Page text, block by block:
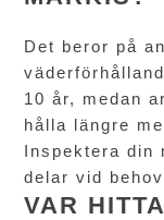
Det beror på
10 år, medan
hålla längre
Inspektera din
delar vid
VAR